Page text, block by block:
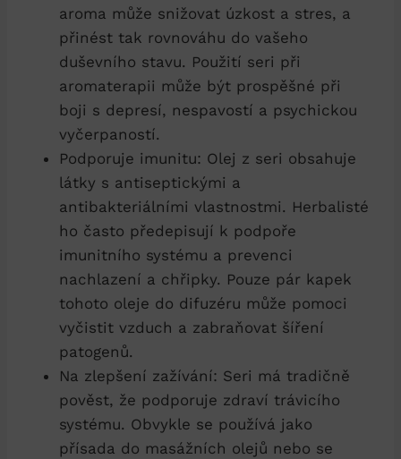
aroma může snižovat úzkost a stres, a
přinést tak rovnováhu do vašeho
duševního stavu. Použití seri při
aromaterapii může být prospěšné při
boji s depresí, nespavostí a psychickou
vyčerpaností.
Podporuje imunitu: Olej z seri obsahuje
látky s antiseptickými a
antibakteriálními vlastnostmi. Herbalisté
ho často předepisují k podpoře
imunitního systému a prevenci
nachlazení a chřipky. Pouze pár kapek
tohoto oleje do difuzéru může pomoci
vyčistit vzduch a zabraňovat šíření
patogenů.
Na zlepšení zažívání: Seri má tradičně
pověst, že podporuje zdraví trávicího
systému. Obvykle se používá jako
přísada do masážních olejů nebo se